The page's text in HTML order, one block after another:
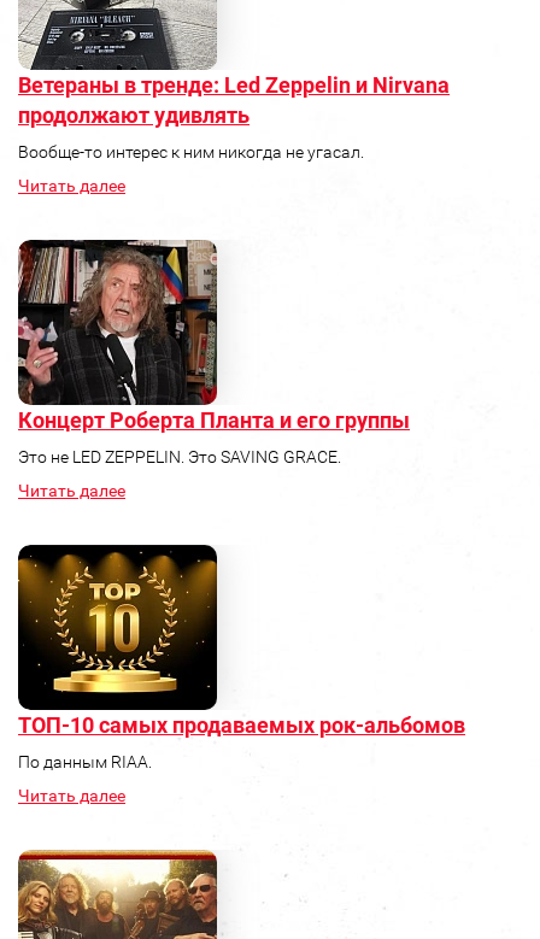
Ветераны в тренде: Led Zeppelin и Nirvana
продолжают удивлять
Вообще-то интерес к ним никогда не угасал.
Читать далее
Концерт Роберта Планта и его группы
Это не LED ZEPPELIN. Это SAVING GRACE.
Читать далее
ТОП-10 самых продаваемых рок-альбомов
По данным RIAA.
Читать далее